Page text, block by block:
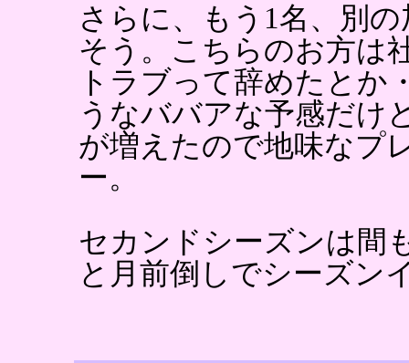
さらに、もう1名、別
そう。こちらのお方は
トラブって辞めたとか
うなババアな予感だけ
が増えたので地味なプ
ー。
セカンドシーズンは間
と月前倒しでシーズン